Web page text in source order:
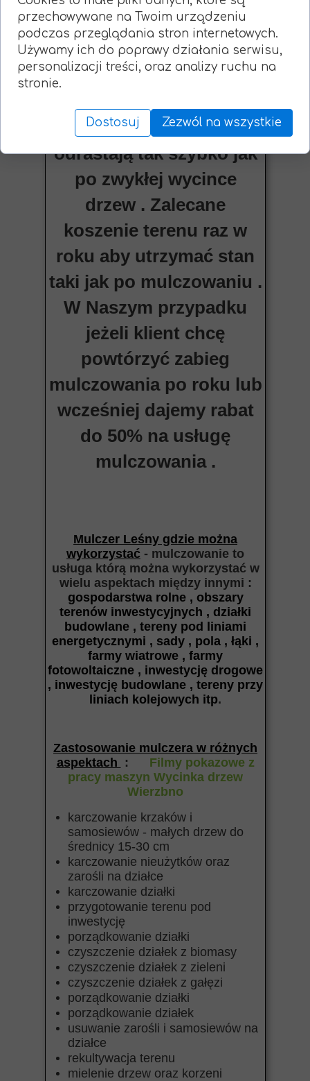
przypadku zakrzaczeń i
małych samosiewów nie
martwimy się o pieńki w
zmieszane z glebą i nie
odrastają tak szybko jak
po zwykłej wycince
drzew . Zalecane
koszenie terenu raz w
roku aby utrzymać stan
taki jak po mulczowaniu .
W Naszym przypadku
jeżeli klient chcę
powtórzyć zabieg
mulczowania po roku lub
wcześniej dajemy rabat
do 50% na usługę
mulczowania .
Mulczer Leśny gdzie można
wykorzystać - mulczowanie to
usługa którą można wykorzystać w
wielu aspektach międzyinnymi :
gospodarstwa rolne , obszary
terenów inwestycyjnych , działki
budowlane , tereny pod liniami
energetycznymi , sady , pola , łąki ,
farmy wiatrowe , farmy
fotowoltaiczne , inwestycję drogowe
, inwestycję budowlane , tereny przy
liniach kolejowych itp.
Zastosowanie mulczera w różnych
aspektach
:
Filmy pokazowe z
pracy maszyn Wycinka drzew
Wierzbno
karczowanie krzaków i
samosiewów - małych drzew do
średnicy 15-30 cm
karczowanie nieużytków oraz
zarośli na działce
karczowanie działki
przygotowanie terenu pod
inwestycję
porządkowanie działki
czyszczenie działek z biomasy
czyszczenie działek z zieleni
czyszczenie działek z gałęzi
porządkowanie działki
porządkowanie działek
usuwanie zarośli i samosiewów na
działce
rekultywacja terenu
mielenie drzew oraz korzeni
przechowywane na Twoim urządzeniu
podczas przeglądania stron internetowych.
Używamy ich do poprawy działania serwisu,
personalizacji treści, oraz analizy ruchu na
stronie.
Dostosuj Zezwól na wszystkie